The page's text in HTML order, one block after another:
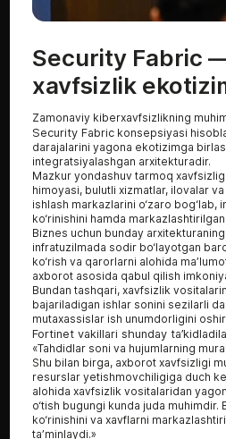
Security Fabric
xavfsizlik
Zamonaviy kiberxavfsizlikning
Security Fabrickonsepsiyasi
darajalarini yagona ekotizimga
integratsiyalashgan arxitekturadir.
Mazkur yondashuv tarmoq
himoyasi, bulutli xizmatlar, ilovalar
ishlash markazlarini o‘zaro bog‘lab,
ko‘rinishini hamda
Biznes uchun bunday
infratuzilmada sodir bo‘layotgan
ko‘rish va qarorlarni alohida
axborot asosida qabul qilish
Bundan tashqari, xavfsizlik
bajariladigan ishlar sonini sezilarli
mutaxassislar ish unumdorligini
Fortinet vakillari shunday
«Tahdidlar soni va hujumlarning
Shu bilan birga, axborot xavfsizligi
resurslar yetishmovchiligiga duch
alohida xavfsizlik vositalaridan
o‘tish bugungi kunda juda muhimdir.
ko‘rinishini va xavflarni
ta’minlaydi.»